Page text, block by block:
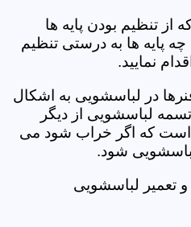
تنظیم بودن پایه ها
پایه ها به درستی تنظیم
نمایید.
در لباسشویی به اشکال
لباسشویی از دیگر
که اگر خراب شود می
شود.
و تعمیر لباسشویی